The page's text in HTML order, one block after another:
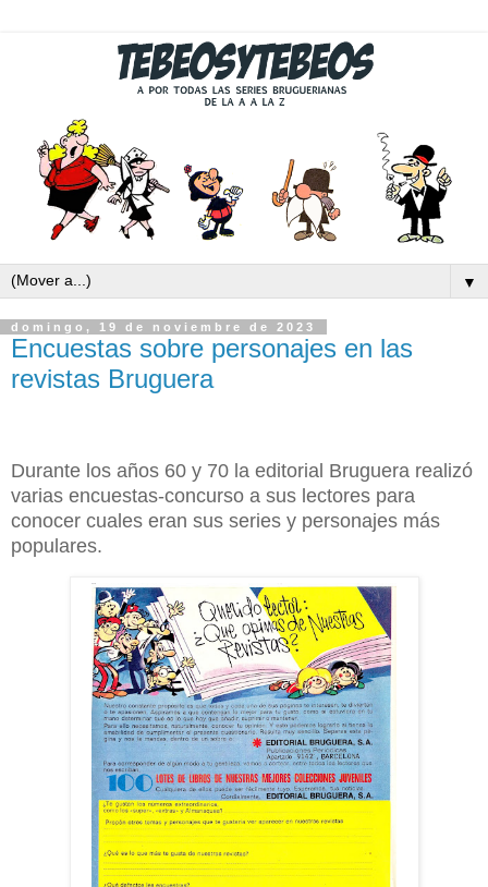
▼
domingo, 19 de noviembre de 2023
Encuestas sobre personajes en las
revistas Bruguera
Durante los años 60 y 70 la editorial Bruguera realizó
varias encuestas-concurso a sus lectores para
conocer cuales eran sus series y personajes más
populares.